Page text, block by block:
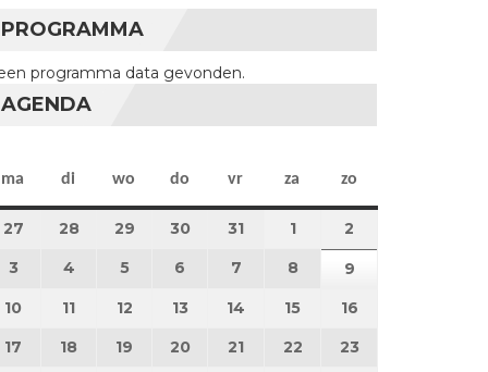
PROGRAMMA
programma data gevonden.
AGENDA
ma maandag
di dinsdag
wo woensdag
do donderdag
vr vrijdag
za zaterdag
zo
27 27 juli 2026
28 28 juli 2026
29 29 juli 2026
3030 juli 2026
31 31 juli 2026
11 augustus 2026
2
3 3 augustus 2026
4 4 augustus 2026
55 augustus 2026
6 6 augustus 2026
7 7 augustus 2026
8 8 augustus 2026
9
10 10 augustus 2026
11 11 augustus 2026
12 12 augustus 2026
13 13 augustus 2026
14 14 augustus 2026
15 15 augustus 2026
16
17 17 augustus 2026
18 18 augustus 2026
19 19 augustus 2026
20 20 augustus 2026
21 21 augustus 2026
22 22 augustus 2026
23